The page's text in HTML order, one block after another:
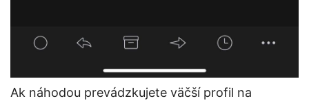
Ak náhodou prevádzkujete väčší profil na